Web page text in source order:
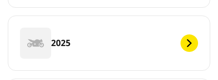
2025